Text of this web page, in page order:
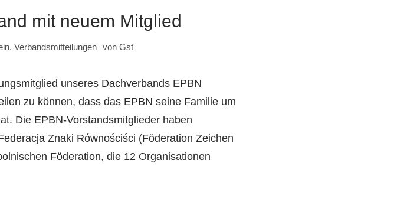
mit neuem Mitglied
, Verbandsmitteilungen von Gst
unseres Dachverbands EPBN
zu können, dass das EPBN seine Familie um
Die EPBN-Vorstandsmitglieder haben
Znaki Równościści (Föderation Zeichen
Föderation, die 12 Organisationen